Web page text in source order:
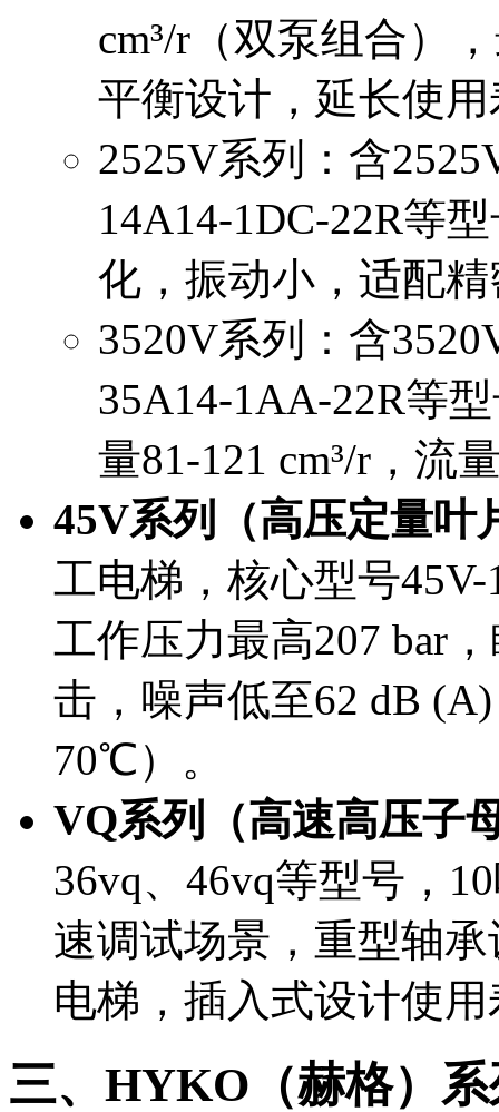
cm³/r（双泵组合）
平衡设计，延长使
2525V系列：含
14A14-1DC-22R等
化，振动小，适配
3520V系列：含
35A14-1AA-22R等
量81-121 cm³/r，流
45V系列（高压定量叶
工电梯，核心型号45V-
工作压力最高207 bar
击，噪声低至62 dB
70℃）。
VQ系列（高速高压子
36vq、46vq等型号，
速调试场景，重型轴
电梯，插入式设计使
三、HYKO（赫格）